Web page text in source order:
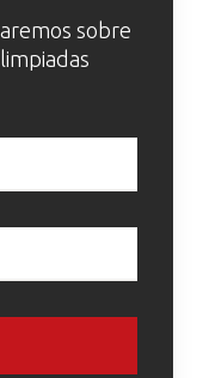
sobre